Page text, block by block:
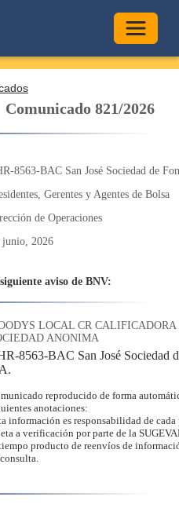
Comunicado 821/2026
8563-BAC San José Sociedad de
Gerentes y Agentes de Bolsa
de Operaciones
junio, 2026
aviso de BNV:
LOCAL CR CALIFICADORA
ANONIMA
8563-BAC San José Sociedad
reproducido de forma
anotaciones:
información es responsabilidad de
a verificación por parte de la
producto de reenvíos de